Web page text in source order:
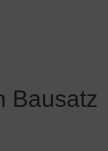
Bausatz